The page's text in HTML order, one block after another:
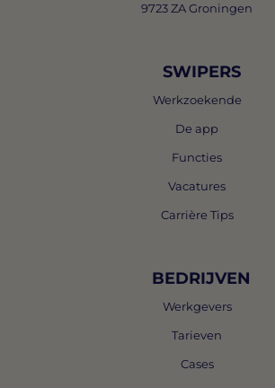
9723 ZA Groningen
SWIPERS
Werkzoekende
De app
Functies
Vacatures
Carrière Tips
BEDRIJVEN
Werkgevers
Tarieven
Cases